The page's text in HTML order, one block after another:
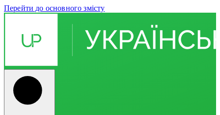
Перейти до основного змісту